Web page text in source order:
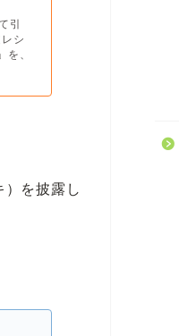
引
シ
を、
を披露し